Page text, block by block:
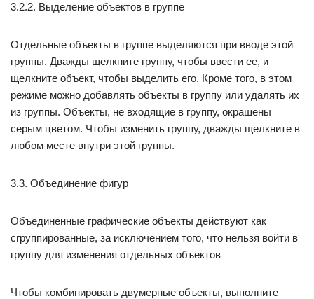
3.2.2. Выделение объектов в группе
Отдельные объекты в группе выделяются при вводе этой
группы. Дважды щелкните группу, чтобы ввести ее, и
щелкните объект, чтобы выделить его. Кроме того, в этом
режиме можно добавлять объекты в группу или удалять их
из группы. Объекты, не входящие в группу, окрашены
серым цветом. Чтобы изменить группу, дважды щелкните в
любом месте внутри этой группы.
3.3. Объединение фигур
Объединенные графические объекты действуют как
сгруппированные, за исключением того, что нельзя войти в
группу для изменения отдельных объектов
Чтобы комбинировать двумерные объекты, выполните